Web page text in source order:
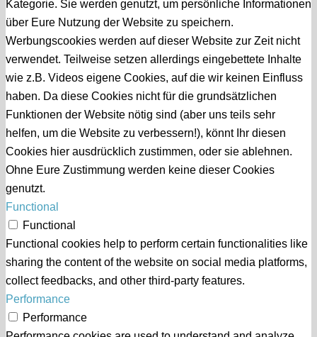
Kategorie. Sie werden genutzt, um persönliche Informationen
über Eure Nutzung der Website zu speichern.
Werbungscookies werden auf dieser Website zur Zeit nicht
verwendet. Teilweise setzen allerdings eingebettete Inhalte
wie z.B. Videos eigene Cookies, auf die wir keinen Einfluss
haben. Da diese Cookies nicht für die grundsätzlichen
Funktionen der Website nötig sind (aber uns teils sehr
helfen, um die Website zu verbessern!), könnt Ihr diesen
Cookies hier ausdrücklich zustimmen, oder sie ablehnen.
Ohne Eure Zustimmung werden keine dieser Cookies
genutzt.
Functional
Functional
Functional cookies help to perform certain functionalities like
sharing the content of the website on social media platforms,
collect feedbacks, and other third-party features.
Performance
Performance